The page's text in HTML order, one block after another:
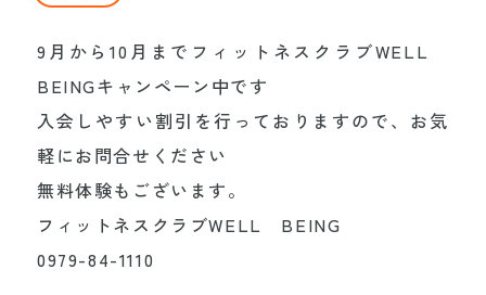
施設・サービス
介護付有料
ケアポートぶぜん1番館
住宅型有料
ケアポートぶぜん2番館
体験・短期利用のご案内
デイサービス
9月から10月までフィットネスクラブWELL
BEINGキャンペーン中です
入会しやすい割引を行っておりますので、お気
軽にお問合せください
無料体験もございます。
フィットネスクラブWELL BEING
0979-84-1110